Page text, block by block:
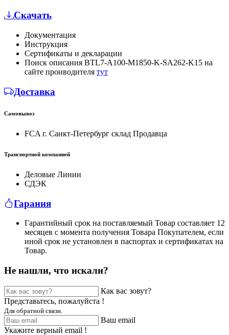
Скачать
Документация
Инструкция
Сертификаты и декларации
Поиск описания BTL7-A100-M1850-K-SA262-K15 на
сайте проиводителя тут
Доставка
Самовывоз
FCA г. Санкт-Петербург склад Продавца
Транспортной компанией
Деловые Линии
СДЭК
Гарания
Гарантийный срок на поставляемый Товар составляет 12
месяцев с момента получения Товара Покупателем, если
иной срок не установлен в паспортах и сертификатах на
Товар.
Не нашли, что искали?
Как вас зовут?
Представьтесь, пожалуйста !
Для обратной связи.
Ваш email
Укажите верный email !